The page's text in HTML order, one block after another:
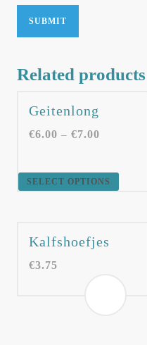
Related products
Geitenlong
€6.00 – €7.00
SELECT OPTIONS
Kalfshoefjes
€3.75